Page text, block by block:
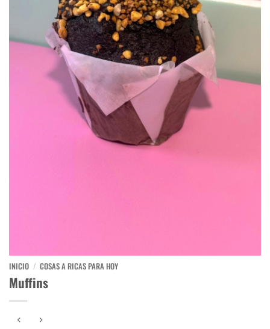
INICIO / COSAS A RICAS PARA HOY
Muffins